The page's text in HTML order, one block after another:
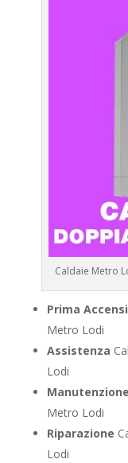
Caldaie Metro
Prima
Metro Lodi
Assistenza
Lodi
Manutenzione
Metro Lodi
Riparazione
Lodi